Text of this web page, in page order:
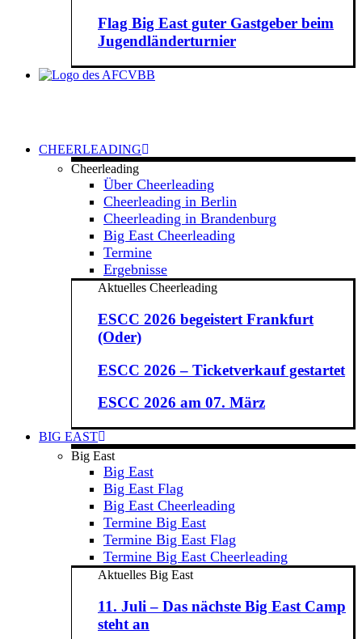
Flag Big East guter Gastgeber beim
Jugendländerturnier
CHEERLEADING
Cheerleading
Über Cheerleading
Cheerleading in Berlin
Cheerleading in Brandenburg
Big East Cheerleading
Termine
Ergebnisse
Aktuelles Cheerleading
ESCC 2026 begeistert Frankfurt
(Oder)
ESCC 2026 – Ticketverkauf gestartet
ESCC 2026 am 07. März
BIG EAST
Big East
Big East
Big East Flag
Big East Cheerleading
Termine Big East
Termine Big East Flag
Termine Big East Cheerleading
Aktuelles Big East
11. Juli – Das nächste Big East Camp
steht an